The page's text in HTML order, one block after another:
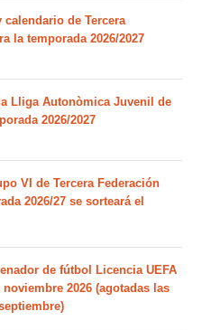
de Tercera
la temporada 2026/2027
Lliga Autonòmica Juvenil de
2026/2027
VI de Tercera Federación
2026/27 se sorteará el
de fútbol Licencia UEFA
2026 (agotadas las